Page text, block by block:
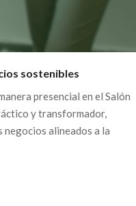
sostenibles
presencial en el Salón
y transformador,
negocios alineados a la